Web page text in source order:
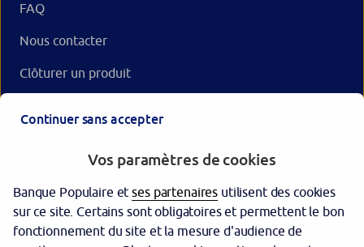
FAQ
Nous contacter
Clôturer un produit
Continuer sans accepter
Vos paramètres de cookies
Banque Populaire etses partenaires utilisent des cookies
sur ce site. Certains sont obligatoires et permettent le bon
fonctionnement du site et la mesure d'audience de